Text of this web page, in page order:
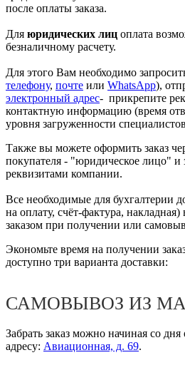
после оплаты заказа.
Для юридических лиц оплата
безналичному расчету.
Для этого Вам необходимо
телефону, почте или WhatsApp),
электронный адрес- прикрепите
контактную информацию (время
уровня загруженности
Также вы можете оформить заказ
покупателя - "юридическое лицо" и
реквизитами компании.
Все необходимые для бухгалтерии
на оплату, счёт-фактура,
заказом при получении или
Экономьте время на получении
доступно три варианта доставки:
САМОВЫВОЗ ИЗ
Забрать заказ можно начиная со
адресу: Авиационная, д. 69.